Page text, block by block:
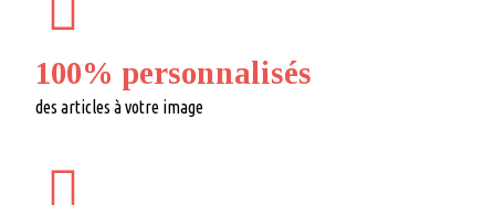
100% personnalisés
des articles à votre image